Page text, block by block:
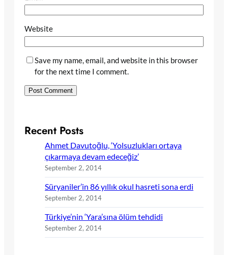
Website
Save my name, email, and website in this browser
for the next time I comment.
Recent Posts
Ahmet Davutoğlu, ‘Yolsuzlukları ortaya
çıkarmaya devam edeceğiz’
September 2, 2014
Süryaniler’in 86 yıllık okul hasreti sona erdi
September 2, 2014
Türkiye’nin ‘Yara’sına ölüm tehdidi
September 2, 2014